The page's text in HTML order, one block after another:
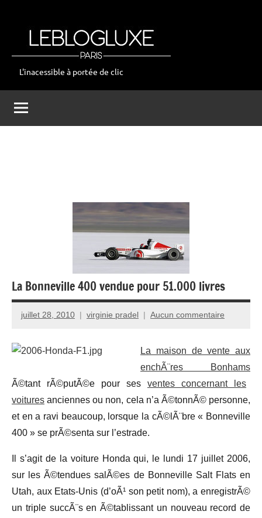
leblogluxe
L'inacessible à portée de clic
La Bonneville 400 vendue pour 51.000 livres
juillet 28, 2010 virginie pradel Aucun commentaire
La maison de vente aux
enchÃ¨res Bonhams
Ã©tant rÃ©putÃ©e pour ses ventes concernant les
voitures anciennes ou non, cela n’a Ã©tonnÃ© personne,
et en a ravi beaucoup, lorsque la cÃ©lÃ¨bre « Bonneville
400 » se prÃ©senta sur l’estrade.
Il s’agit de la voiture Honda qui, le lundi 17 juillet 2006,
sur les Ã©tendues salÃ©es de Bonneville Salt Flats en
Utah, aux Etats-Unis (d’oÃ¹ son petit nom), a enregistrÃ©
un triple succÃ¨s en Ã©tablissant un nouveau record de